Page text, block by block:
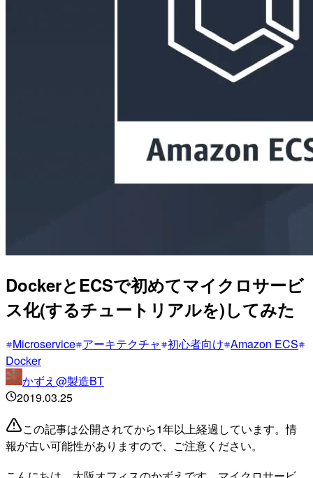
DockerとECSで初めてマイクロサービ
ス化(するチュートリアルを)してみた
Microservice アーキテクチャ 初心者向け Amazon ECS
Docker
かずえ@製造BT
2019.03.25
この記事は公開されてから1年以上経過しています。情
報が古い可能性がありますので、ご注意ください。